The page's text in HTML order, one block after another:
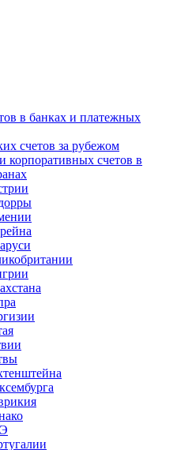
в банках и платежных
счетов за рубежом
счетов в